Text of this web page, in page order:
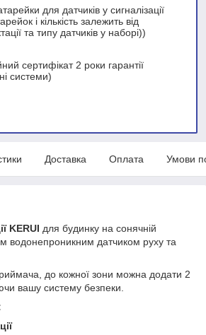
для датчиків у сигналізації
і кількість залежить від
та типу датчиків у наборі))
сертифікат 2 роки гарантії
системи)
Доставка Оплата Умови
KERUI для будинку на сонячній
водонепроникним датчиком руху та
до кожної зони можна додати 2
вашу систему безпеки.